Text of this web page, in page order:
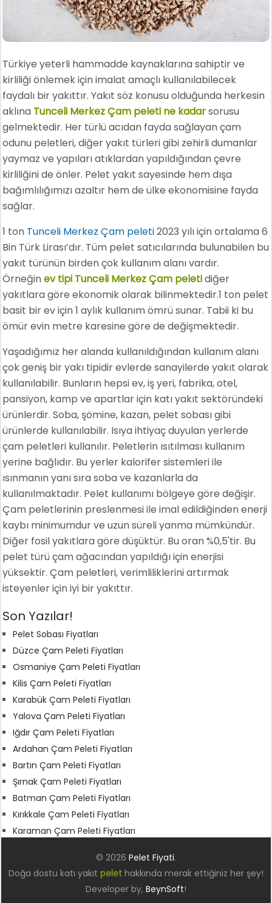
Türkiye yeterli hammadde kaynaklarına sahiptir ve
kirliliği önlemek için imalat amaçlı kullanılabilecek
faydalı bir yakıttır. Yakıt söz konusu olduğunda herkesin
aklına Tunceli Merkez Çam peleti ne kadarsorusu
gelmektedir. Her türlü acıdan fayda sağlayan çam
odunu peletleri, diğer yakıt türleri gibi zehirli dumanlar
yaymaz ve yapıları atıklardan yapıldığından çevre
kirliliğini de önler. Pelet yakıt sayesinde hem dışa
bağımlılığımızı azaltır hem de ülke ekonomisine fayda
sağlar.
1 ton Tunceli Merkez Çam peleti2023 yılı için ortalama 6
Bin Türk Lirası’dır. Tüm pelet satıcılarında bulunabilen bu
yakıt türünün birden çok kullanım alanı vardır.
Örneğinev tipi Tunceli Merkez Çam peletidiğer
yakıtlara göre ekonomik olarak bilinmektedir.1 ton pelet
basit bir ev için 1 aylık kullanım ömrü sunar. Tabii ki bu
ömür evin metre karesine göre de değişmektedir.
Yaşadığımız her alanda kullanıldığından kullanım alanı
çok geniş bir yakı tipidir evlerde sanayilerde yakıt olarak
kullanılabilir. Bunların hepsi ev, iş yeri, fabrika, otel,
pansiyon, kamp ve apartlar için katı yakıt sektöründeki
ürünlerdir. Soba, şömine, kazan, pelet sobası gibi
ürünlerde kullanılabilir. Isıya ihtiyaç duyulan yerlerde
çam peletleri kullanılır. Peletlerin ısıtılması kullanım
yerine bağlıdır. Bu yerler kalorifer sistemleri ile
ısınmanın yanı sıra soba ve kazanlarla da
kullanılmaktadır. Pelet kullanımı bölgeye göre değişir.
Çam peletlerinin preslenmesi ile imal edildiğinden enerji
kaybı minimumdur ve uzun süreli yanma mümkündür.
Diğer fosil yakıtlara göre düşüktür. Bu oran %0,5'tir. Bu
pelet türü çam ağacından yapıldığı için enerjisi
yüksektir. Çam peletleri, verimliliklerini artırmak
isteyenler için iyi bir yakıttır.
Son Yazılar!
Pelet Sobası Fiyatları
Düzce Çam Peleti Fiyatları
Osmaniye Çam Peleti Fiyatları
Kilis Çam Peleti Fiyatları
Karabük Çam Peleti Fiyatları
Yalova Çam Peleti Fiyatları
Iğdır Çam Peleti Fiyatları
Ardahan Çam Peleti Fiyatları
Bartın Çam Peleti Fiyatları
Şırnak Çam Peleti Fiyatları
Batman Çam Peleti Fiyatları
Kırıkkale Çam Peleti Fiyatları
Karaman Çam Peleti Fiyatları
© 2026 Pelet Fiyati.
Doğa dostu katı yakıt pelethakkında merak ettiğiniz her şey!
Developer by, BeynSoft!